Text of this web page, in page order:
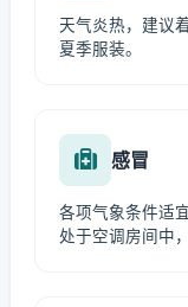
天气炎热，建议
夏季服装。
感冒
各项气象条件适
处于空调房间中